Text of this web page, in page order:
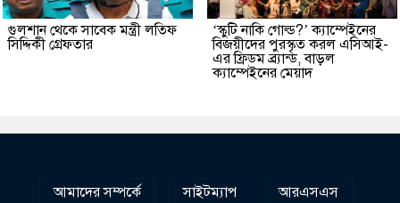
গুলশান থেকে সাবেক মন্ত্রী লতিফ
সিদ্দিকী গ্রেফতার
‘স্কুটি নাকি গোল্ড?’ ক্যাম্পেইনের
বিজয়ীদের পুরস্কৃত করল এসিআই-
এর ফ্রিডম ব্র্যান্ড, বাড়ল
ক্যাম্পেইনের মেয়াদ
আমাদের সম্পর্কে সাইটম্যাপ
আরএসএস